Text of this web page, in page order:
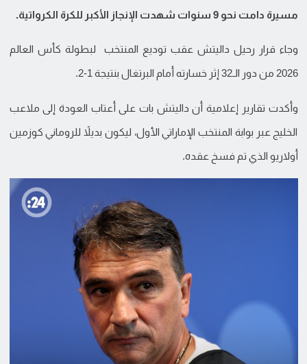
مسيرة دامت نحو 9 سنوات شهدت الإنجاز الأكبر للكرة الكرواتية.
وجاء قرار رحيل داليتش عقب توديع المنتخب لبطولة كأس العالم
2026 من دور الـ32 إثر خسارته أمام البرتغال بنتيجة 1-2.
وأكدت تقارير إعلامية أن داليتش بات على أعتاب العودة إلى ملاعب
الخليج عبر بوابة المنتخب الإماراتي الأول، ليكون بديلاً للروماني كوزمين
أولاريو الذي تم فسخ عقده.